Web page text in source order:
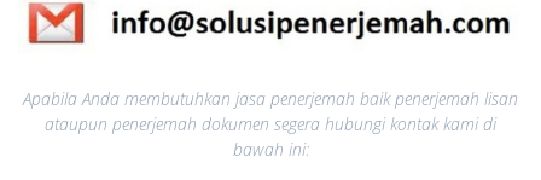
Apabila Anda membutuhkan jasa penerjemah baik penerjemah lisan
ataupun penerjemah dokumen segera hubungi kontak kami di
bawah ini: